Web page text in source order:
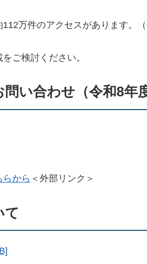
万件のアクセスがあります。
ご検討ください。
い合わせ（令和8年度
から ＜外部リンク＞
て